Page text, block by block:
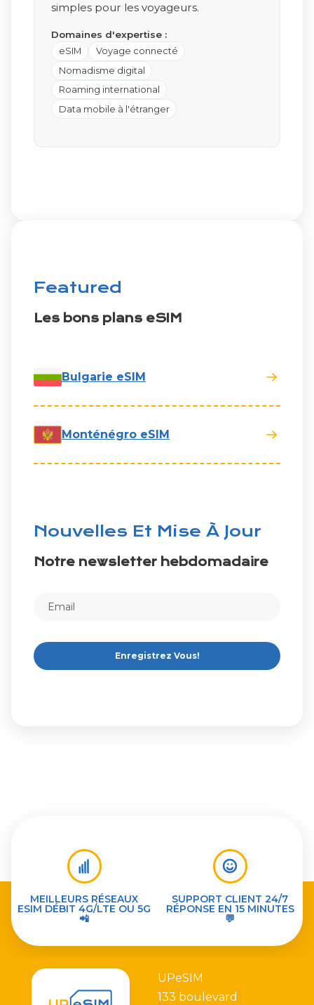
simples pour les voyageurs.
Domaines d'expertise :
eSIM
Voyage connecté
Nomadisme digital
Roaming international
Data mobile à l'étranger
Featured
Les bons plans eSIM
Bulgarie eSIM
Monténégro eSIM
Nouvelles Et Mise À Jour
Notre newsletter hebdomadaire
Enregistrez Vous!
MEILLEURS RÉSEAUX
ESIM DÉBIT 4G/LTE OU 5G
📲
SUPPORT CLIENT 24/7
RÉPONSE EN 15 MINUTES
💬
UPeSIM
133 boulevard